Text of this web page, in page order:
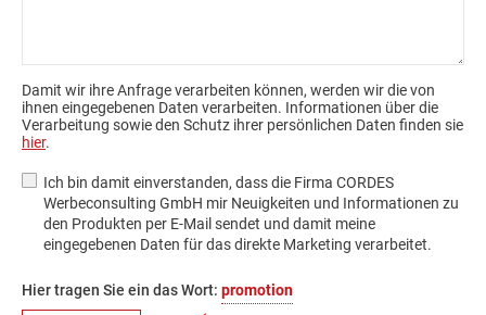
Damit wir ihre Anfrage verarbeiten können, werden wir die von
ihnen eingegebenen Daten verarbeiten. Informationen über die
Verarbeitung sowie den Schutz ihrer persönlichen Daten finden sie
hier.
Ich bin damit einverstanden, dass die Firma CORDES
Werbeconsulting GmbH mir Neuigkeiten und Informationen zu
den Produkten per E-Mail sendet und damit meine
eingegebenen Daten für das direkte Marketing verarbeitet.
Hier tragen Sie ein das Wort: promotion